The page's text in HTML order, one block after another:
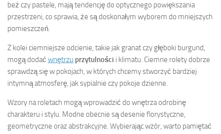
beż czy pastele, mają tendencję do optycznego powiększania
przestrzeni, co sprawia, że są doskonałym wyborem do mniejszych
pomieszczeń.
Z kolei ciemniejsze odcienie, takie jak granat czy głęboki burgund,
mogą dodać wnętrzu przytulności i klimatu. Ciemne rolety dobrze
sprawdzą się w pokojach, w których chcemy stworzyć bardziej
intymną atmosferę, jak sypialnie czy pokoje dzienne.
Wzory na roletach mogą wprowadzić do wnętrza odrobinę
charakteru i stylu. Modne obecnie są desenie florystyczne,
geometryczne oraz abstrakcyjne. Wybierając wzór, warto pamiętać